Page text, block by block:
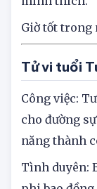
tin rằng, bạn
mình thích.
Giờ tốt trong
Tử vi tuổi
Công việc:
cho đường
năng thành